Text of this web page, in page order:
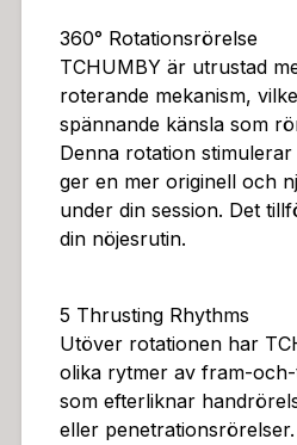
5 timmarLjudnivå: 65
5 x 8 cm
360° Rotationsrörelse
TCHUMBY är utrustad
roterande mekanism,
spännande känsla som
Denna rotation
ger en mer originell och
under din session. Det
din nöjesrutin.
5 Thrusting Rhythms
Utöver rotationen har
olika rytmer av fram-
som efterliknar
eller